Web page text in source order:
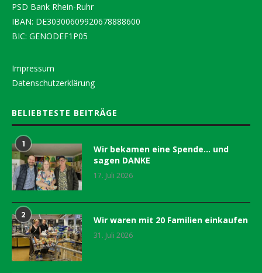
PSD Bank Rhein-Ruhr
IBAN: DE30300609920678888600
BIC: GENODEF1P05
Impressum
Datenschutzerklärung
BELIEBTESTE BEITRÄGE
1
Wir bekamen eine Spende… und
sagen DANKE
17. Juli 2026
2 Wir waren mit 20 Familien einkaufen
31. Juli 2026